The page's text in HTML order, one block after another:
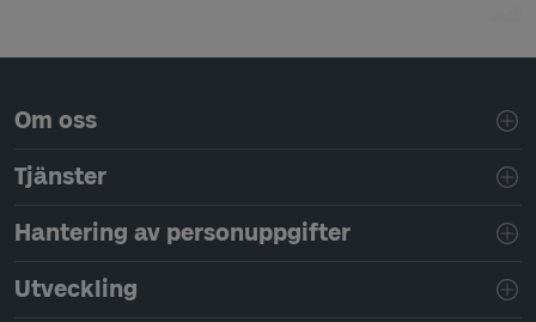
Sidfotsnavigering
Om oss
Tjänster
Hantering av personuppgifter
Utveckling